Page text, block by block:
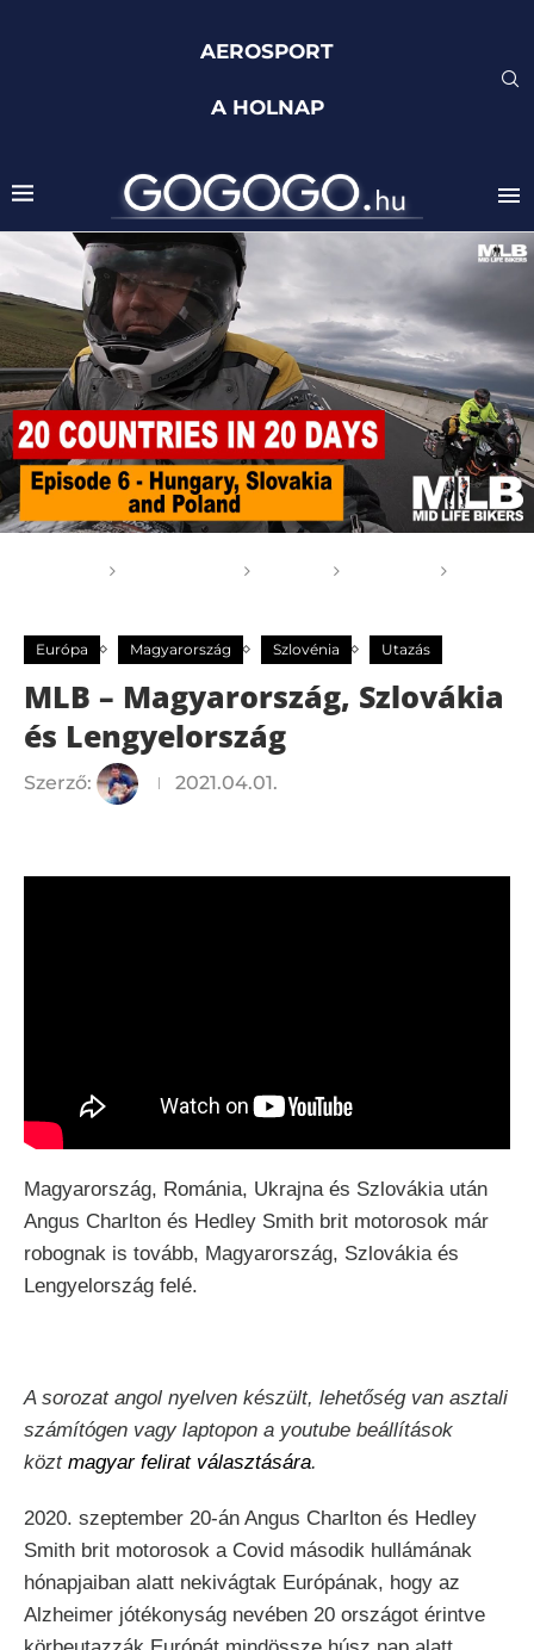
AEROSPORT
A HOLNAP
Európa Magyarország Szlovénia Utazás
MLB – Magyarország, Szlovákia
és Lengyelország
Szerző: 2021.04.01.
Magyarország, Románia, Ukrajna és Szlovákia után
Angus Charlton és Hedley Smith brit motorosok már
robognak is tovább, Magyarország, Szlovákia és
Lengyelország felé.
A sorozat angol nyelven készült, lehetőség van asztali
számítógen vagy laptopon a youtube beállítások
közt magyar felirat választására.
2020. szeptember 20-án Angus Charlton és Hedley
Smith brit motorosok a Covid második hullámának
hónapjaiban alatt nekivágtak Európának, hogy az
Alzheimer jótékonyság nevében 20 országot érintve